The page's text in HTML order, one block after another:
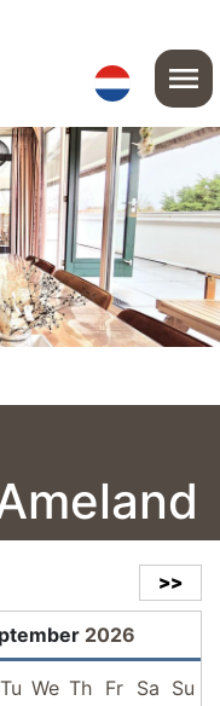
menu
>>
2026
Tu We Th Fr Sa Su